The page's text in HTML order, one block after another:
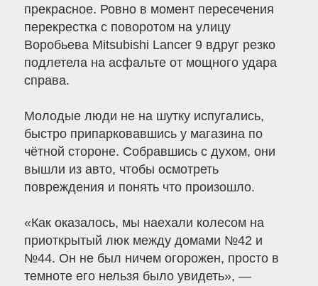
прекрасное. Ровно в момент пересечения
перекрестка с поворотом на улицу
Воробьева Mitsubishi Lancer 9 вдруг резко
подлетела на асфальте от мощного удара
справа.
Молодые люди не на шутку испугались,
быстро припарковавшись у магазина по
чётной стороне. Собравшись с духом, они
вышли из авто, чтобы осмотреть
повреждения и понять что произошло.
«Как оказалось, мы наехали колесом на
приоткрытый люк между домами №42 и
№44. Он не был ничем огорожен, просто в
темноте его нельзя было увидеть», —